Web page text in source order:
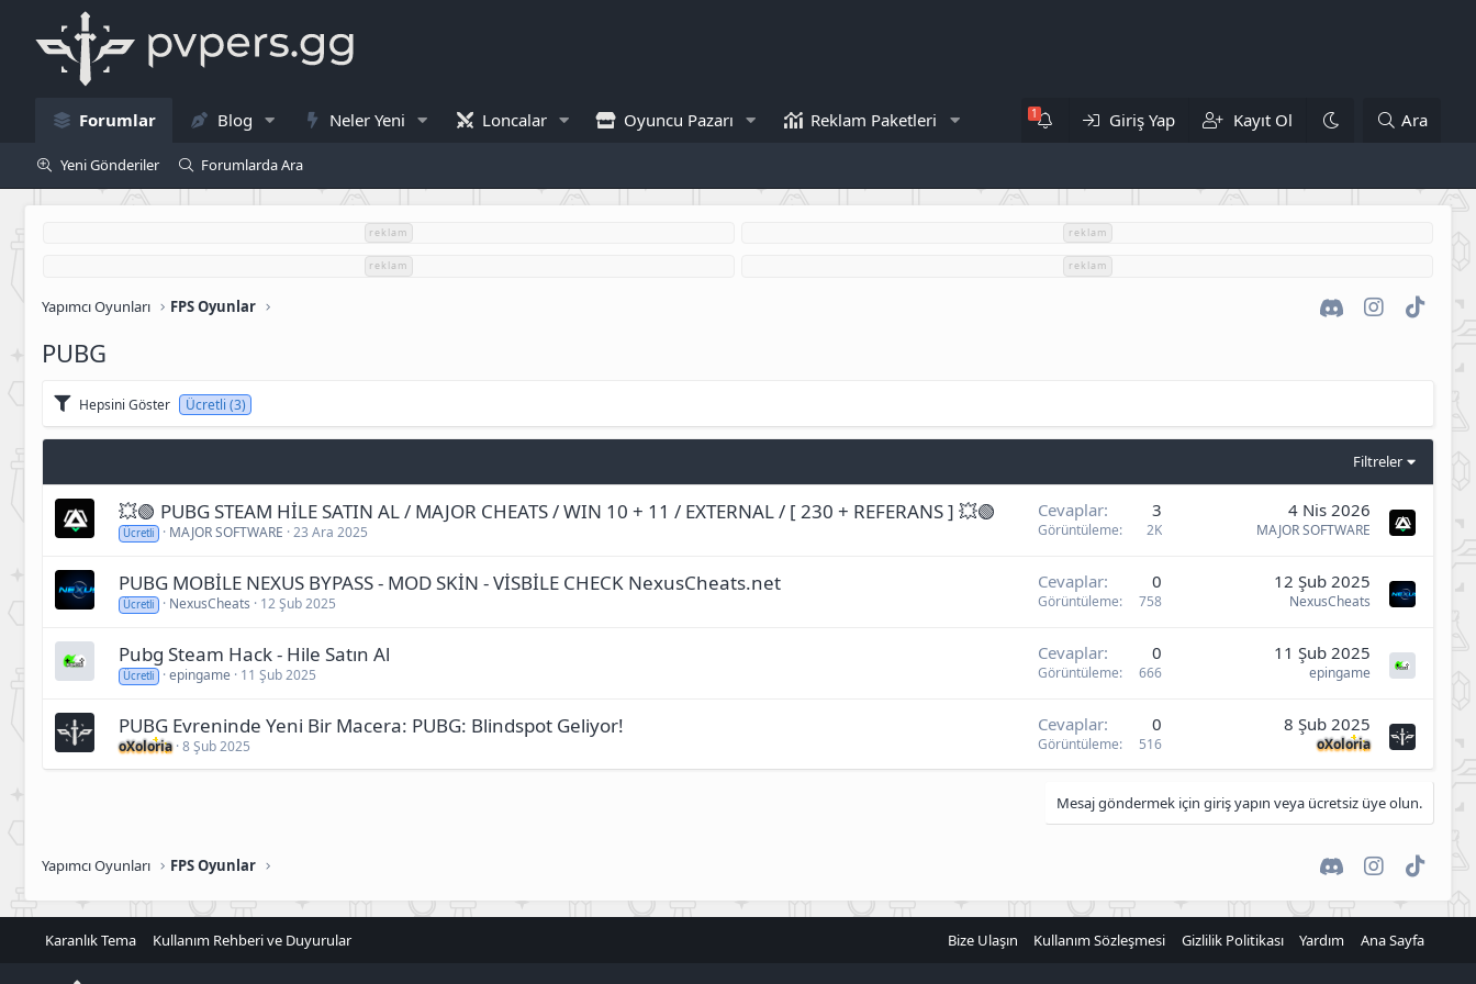
Forumlar Blog Neler Yeni Loncalar Oyuncu Pazarı Reklam Paketleri Giriş Yap Kayıt Ol Ara
Yeni Gönderiler Forumlarda Ara
reklam reklam
reklam reklam
Yapımcı Oyunları FPS Oyunlar DiscordInstagram
TikTok
PUBG
Hepsini Göster Ücretli (3)
Filtreler
💥🟢 PUBG STEAM HİLE SATIN AL / MAJOR CHEATS / WIN 10 + 11 / EXTERNAL / [ 230 + REFERANS ] 💥🟢
Ücretli MAJOR SOFTWARE 23 Ara 2025
Cevaplar 3
Görüntüleme 2K
4 Nis 2026
MAJOR SOFTWARE
PUBG MOBİLE NEXUS BYPASS - MOD SKİN - VİSBİLE CHECK NexusCheats.net
Ücretli NexusCheats 12 Şub 2025
Cevaplar 0
Görüntüleme 758
12 Şub 2025
NexusCheats
Pubg Steam Hack - Hile Satın Al
Ücretli epingame 11 Şub 2025
Cevaplar 0
Görüntüleme 666
11 Şub 2025
epingame
PUBG Evreninde Yeni Bir Macera: PUBG: Blindspot Geliyor!
oXoloria 8 Şub 2025
Cevaplar 0
Görüntüleme 516
8 Şub 2025
oXoloria
Mesaj göndermek için giriş yapın veya ücretsiz üye olun.
Yapımcı Oyunları FPS Oyunlar DiscordInstagram
TikTok
Karanlık Tema Kullanım Rehberi ve Duyurular Bize Ulaşın Kullanım Sözleşmesi Gizlilik Politikası Yardım Ana Sayfa